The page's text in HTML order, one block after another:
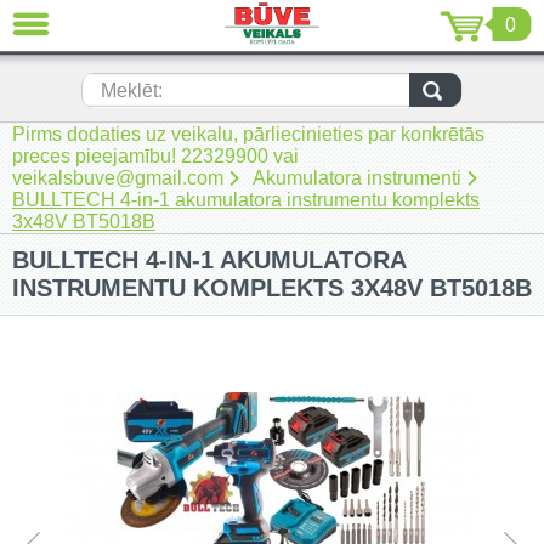
0
Meklēt:
Pirms dodaties uz veikalu, pārliecinieties par konkrētās
preces pieejamību! 22329900 vai
veikalsbuve@gmail.com
Akumulatora instrumenti
BULLTECH 4-in-1 akumulatora instrumentu komplekts
3x48V BT5018B
BULLTECH 4-IN-1 AKUMULATORA
INSTRUMENTU KOMPLEKTS 3X48V BT5018B
AIZVĒRT
Jaunumi (230)
Akumulatora instrumenti (205)
Akumulatoru lādētāji un piederumi
(116)
Auto ķīmija un piederumi kopšanai
(22)
Celtniecības tehnika (51)
Elektroinstrumenti (69)
Rokas elektroinstrumenti (2)